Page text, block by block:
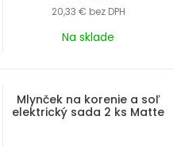
20,33 € bez DPH
Na sklade
Mlynček na korenie a soľ
elektrický sada 2 ks Matte